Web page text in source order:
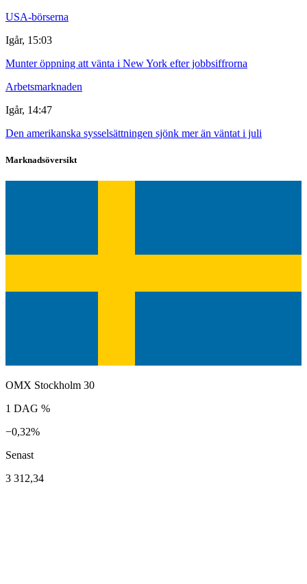
USA-börserna
Igår, 15:03
Munter öppning att vänta i New York efter jobbsiffrorna
Arbetsmarknaden
Igår, 14:47
Den amerikanska sysselsättningen sjönk mer än väntat i juli
Marknadsöversikt
OMX Stockholm 30
1 DAG %
−0,32%
Senast
3 312,34